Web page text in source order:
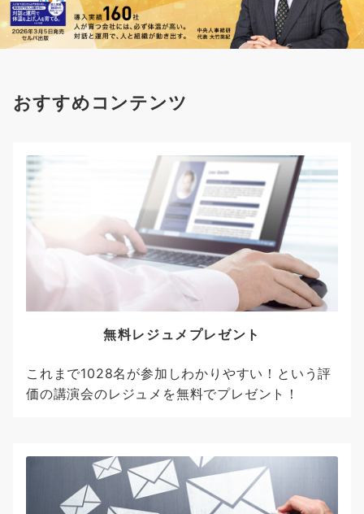
おすすめコンテンツ
無料レジュメプレゼント
これまで1028名が参加しわかりやすい！という評
価の講演会のレジュメを無料でプレゼント！